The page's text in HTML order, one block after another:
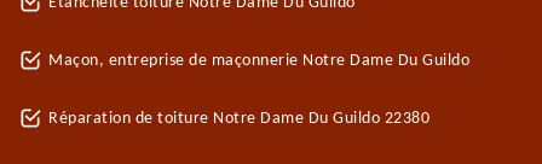
Maçon, entreprise de maçonnerie Notre Dame Du Guildo
Réparation de toiture Notre Dame Du Guildo 22380